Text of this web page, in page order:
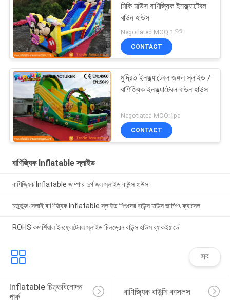
মিকি মাউস বাণিজ্যিক ইনফ্ল্যাটেবল
বাউন হাউস
Negotiated MOQ:1 পিসি
CONTACT
মুদ্রিত ইনফ্ল্যাটেবল জঙ্গল স্লাইড /
বাণিজ্যিক ইনফ্ল্যাটেবল বাউন হাউস
Negotiated MOQ:1pc
CONTACT
বাণিজ্যিক Inflatable স্লাইড
বাণিজ্যিক Inflatable জাম্পার দুর্গ জল স্লাইড বাউন্স হাউস
চতুর্ভুজ সেলাই বাণিজ্যিক Inflatable স্লাইড শিশুদের বাউন্স হাউস জাম্পিং ক্যাসেল
ROHS কমার্শিয়াল ইনফ্লেটেবল স্লাইড চিলড্রেন বাউন্স হাউস ব্যাকইয়ার্ডে
সব
Inflatable চিত্তবিনোদন
পার্ক
বাণিজ্যিক বাউন্সি কাসলস